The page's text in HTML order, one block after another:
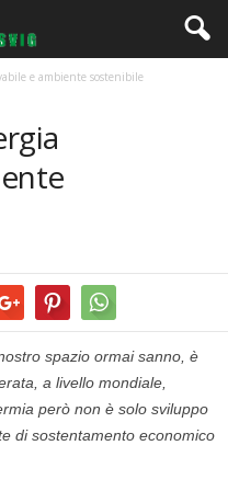
e ambiente sostenibile
spazio ormai sanno, è
a livello mondiale,
però non è solo sviluppo
di sostentamento economico